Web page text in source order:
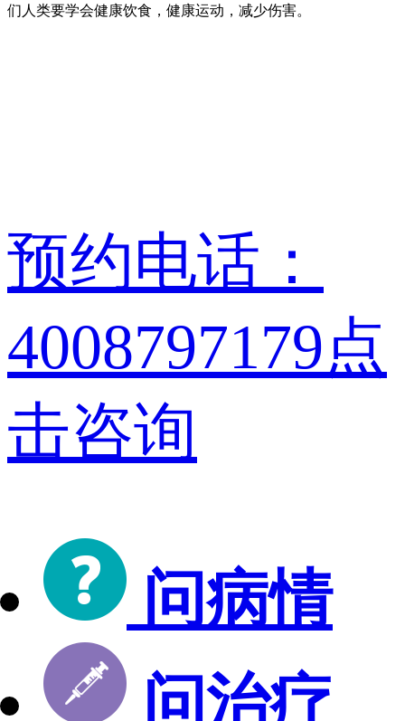
们人类要学会健康饮食，健康运动，减少伤害。
预约电话：
4008797179点
击咨询
问病情
问治疗